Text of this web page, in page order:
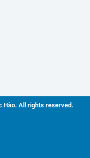
Hào. All rights reserved.